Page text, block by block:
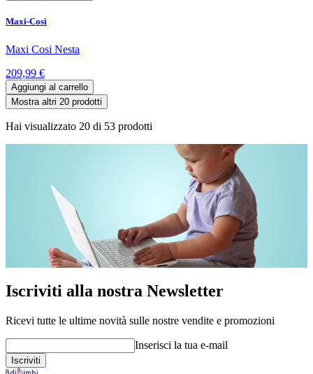
Maxi-Cosi
Maxi Cosi Nesta
209,99 €
Aggiungi al carrello
Mostra altri 20 prodotti
Hai visualizzato 20 di 53 prodotti
Iscriviti alla nostra Newsletter
Ricevi tutte le ultime novità sulle nostre vendite e promozioni
Inserisci la tua e-mail